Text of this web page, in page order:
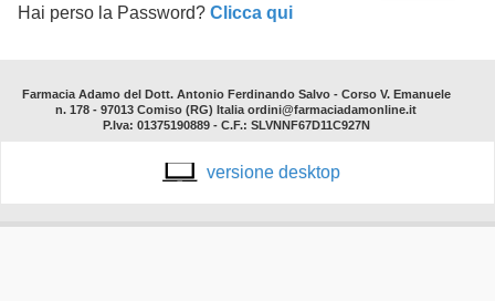
Hai perso la Password? Clicca qui
Farmacia Adamo del Dott. Antonio Ferdinando Salvo - Corso V. Emanuele
n. 178 - 97013 Comiso (RG) Italia ordini@farmaciadamonline.it
P.Iva: 01375190889 - C.F.: SLVNNF67D11C927N
versione desktop